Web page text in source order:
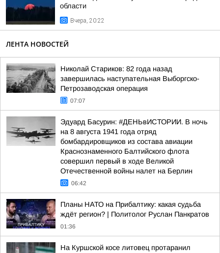
области
Вчера, 20:22
ЛЕНТА НОВОСТЕЙ
Николай Стариков: 82 года назад
завершилась наступательная Выборгско-
Петрозаводская операция
07:07
Эдуард Басурин: #ДЕНЬвИСТОРИИ. В ночь
на 8 августа 1941 года отряд
бомбардировщиков из состава авиации
Краснознаменного Балтийского флота
совершил первый в ходе Великой
Отечественной войны налет на Берлин
06:42
Планы НАТО на Прибалтику: какая судьба
ждёт регион? | Политолог Руслан Панкратов
01:36
На Куршской косе литовец протаранил